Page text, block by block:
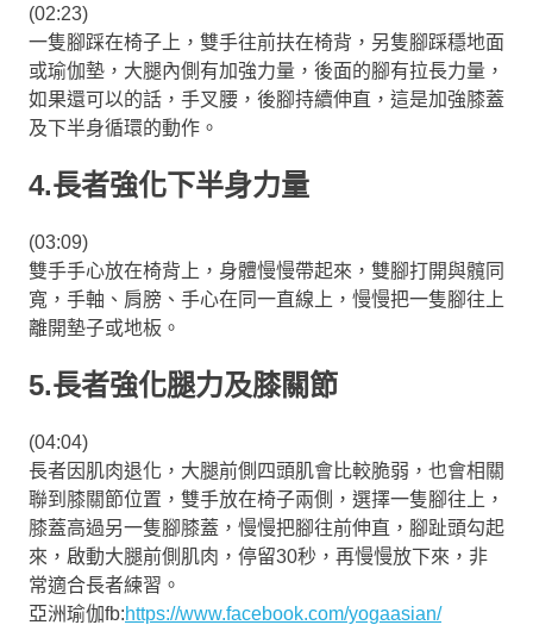
(02:23)
一隻腳踩在椅子上，雙手往前扶在椅背，另隻腳踩穩地面
或瑜伽墊，大腿內側有加強力量，後面的腳有拉長力量，
如果還可以的話，手叉腰，後腳持續伸直，這是加強膝蓋
及下半身循環的動作。
4.長者強化下半身力量
(03:09)
雙手手心放在椅背上，身體慢慢帶起來，雙腳打開與髖同
寬，手軸、肩膀、手心在同一直線上，慢慢把一隻腳往上
離開墊子或地板。
5.長者強化腿力及膝關節
(04:04)
長者因肌肉退化，大腿前側四頭肌會比較脆弱，也會相關
聯到膝關節位置，雙手放在椅子兩側，選擇一隻腳往上，
膝蓋高過另一隻腳膝蓋，慢慢把腳往前伸直，腳趾頭勾起
來，啟動大腿前側肌肉，停留30秒，再慢慢放下來，非
常適合長者練習。
亞洲瑜伽fb:https://www.facebook.com/yogaasian/